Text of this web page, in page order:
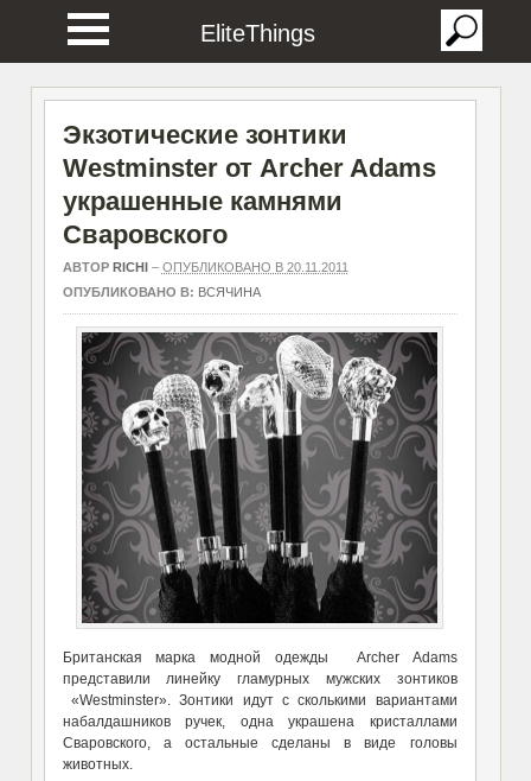
EliteThings
Экзотические зонтики
Westminster от Archer Adams
украшенные камнями
Сваровского
АВТОР RICHI– ОПУБЛИКОВАНО В 20.11.2011
ОПУБЛИКОВАНО В: ВСЯЧИНА
Британская марка модной одежды Archer Adams
представили линейку гламурных мужских зонтиков
«Westminster». Зонтики идут с сколькими вариантами
набалдашников ручек, одна украшена кристаллами
Сваровского, а остальные сделаны в виде головы
животных.